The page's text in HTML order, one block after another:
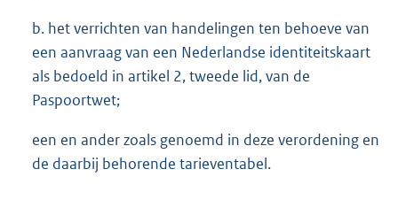
b. het verrichten van handelingen ten behoeve van
een aanvraag van een Nederlandse identiteitskaart
als bedoeld in artikel 2, tweede lid, van de
Paspoortwet;
een en ander zoals genoemd in deze verordening en
de daarbij behorende tarieventabel.